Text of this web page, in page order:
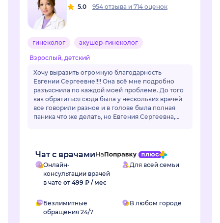
5.0 954 отзыва и 714 оценок
гинеколог акушер-гинеколог
Взрослый, детский
Хочу выразить огромную благодарность
Евгении Сергеевне!!!! Она всё мне подробно
разъяснила по каждой моей проблеме. До того
как обратиться сюда была у нескольких врачей
все говорили разное и в голове была полная
паника что же делать, но Евгения Сергеевна,
Чат с врачами
Онлайн-
консультации врачей
в чате от 499 ₽ / мес
Для всей семьи
Безлимитные
обращения 24/7
В любом городе